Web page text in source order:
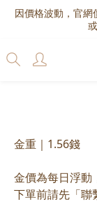
因價格波動，官
金重｜1.56錢
金價為每日浮動
下單前請先「聯